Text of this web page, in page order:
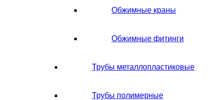
Обжимные краны
Обжимные фитинги
Трубы металлопластиковые
Трубы полимерные